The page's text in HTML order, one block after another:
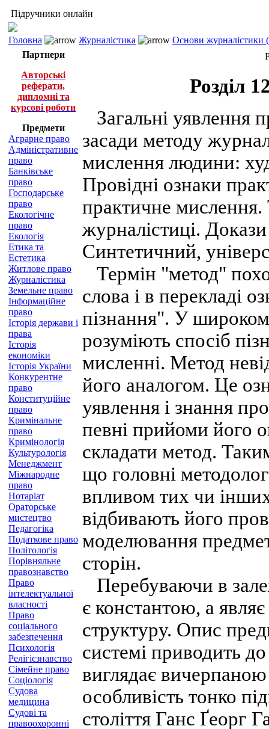
Підручники онлайн
Головна Журналістика
Основи
Партнери
Авторські
реферати,
дипломні та
курсові роботи
Предмети
Аграрне право
Адміністративне
право
Банківське
право
Господарське
право
Екологічне
право
Екологія
Етика та
Естетика
Житлове право
Журналістика
Земельне право
Інформаційне
право
Історія держави і
права
Історія
економіки
Історія України
Конкурентне
право
Конституційне
право
Кримінальне
право
Кримінологія
Культурологія
Менеджмент
Міжнародне
право
Нотаріат
Ораторське
мистецтво
Педагогіка
Податкове право
Політологія
Порівняльне
правознавство
Право
інтелектуальної
власності
Право
соціального
забезпечення
Психологія
Релігієзнавство
Сімейне право
Соціологія
Судова
медицина
Судові та
правоохоронні
Розділ
Загальні уявлення
засади методу
мислення людини:
Провідні ознаки
практичне мислення.
журналістиці.
Синтетичний,
Термін "метод"
слова і в перекладі
пізнання". У
розуміють спосіб
мисленні. Метод
його аналогом. Це
уявлення і знання
певні прийоми його
складати метод.
що головні
впливом тих чи
відбивають його
моделювання
сторін.
Перебуваючи в
є константою, а
структуру. Опис
системі приводить
виглядає
особливість тонко
століття Ганс Ґеорг